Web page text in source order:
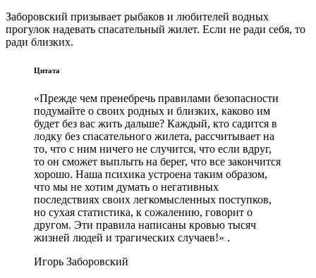
Заборовский призывает рыбаков и любителей водных
прогулок надевать спасательный жилет. Если не ради себя, то
ради близких.
Цитата
«Прежде чем пренебречь правилами безопасности
подумайте о своих родных и близких, каково им
будет без вас жить дальше? Каждый, кто садится в
лодку без спасательного жилета, рассчитывает на
то, что с ним ничего не случится, что если вдруг,
то он сможет выплыть на берег, что все закончится
хорошо. Наша психика устроена таким образом,
что мы не хотим думать о негативных
последствиях своих легкомысленных поступков,
но сухая статистика, к сожалению, говорит о
другом. Эти правила написаны кровью тысяч
жизней людей и трагических случаев!» .
Игорь Заборовский